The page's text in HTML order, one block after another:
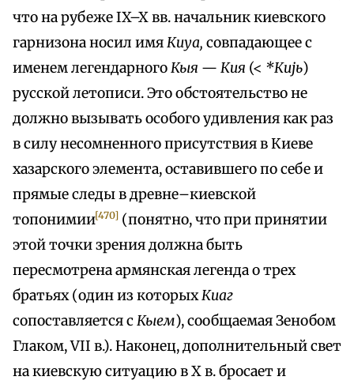
что на рубеже IX–X вв. начальник киевского
гарнизона носил имяКuуа, совпадающее с
именем легендарногоКыя — Кия (< *Кujь)
русской летописи. Это обстоятельство не
должно вызывать особого удивления как раз
в силу несомненного присутствия в Киеве
хазарского элемента, оставившего по себе и
прямые следы в древне–киевской
топонимии[470] (понятно, что при принятии
этой точки зрения должна быть
пересмотрена армянская легенда о трех
братьях (один из которыхКиаг
сопоставляется сКыем), сообщаемая Зенобом
Глаком, VII в.). Наконец, дополнительный свет
на киевскую ситуацию в X в. бросает и